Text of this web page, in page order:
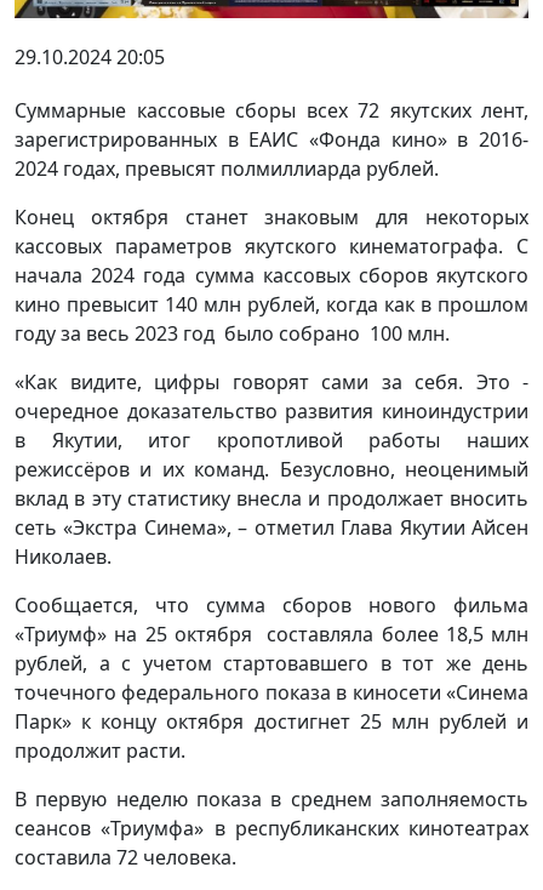
29.10.2024 20:05
Суммарные кассовые сборы всех 72 якутских лент,
зарегистрированных в ЕАИС «Фонда кино» в 2016-
2024 годах, превысят полмиллиарда рублей.
Конец октября станет знаковым для некоторых
кассовых параметров якутского кинематографа. С
начала 2024 года сумма кассовых сборов якутского
кино превысит 140 млн рублей, когда как в прошлом
году за весь 2023 год было собрано 100 млн.
«Как видите, цифры говорят сами за себя. Это -
очередное доказательство развития киноиндустрии
в Якутии, итог кропотливой работы наших
режиссёров и их команд. Безусловно, неоценимый
вклад в эту статистику внесла и продолжает вносить
сеть «Экстра Синема», – отметил Глава Якутии Айсен
Николаев.
Сообщается, что сумма сборов нового фильма
«Триумф» на 25 октября составляла более 18,5 млн
рублей, а с учетом стартовавшего в тот же день
точечного федерального показа в киносети «Синема
Парк» к концу октября достигнет 25 млн рублей и
продолжит расти.
В первую неделю показа в среднем заполняемость
сеансов «Триумфа» в республиканских кинотеатрах
составила 72 человека.